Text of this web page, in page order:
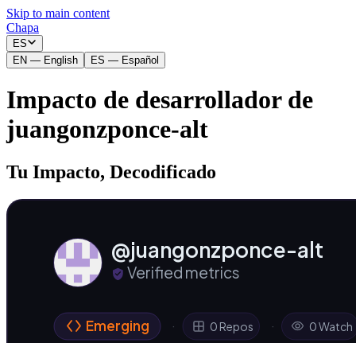
Skip to main content
Chapa
ES
EN — English ES — Español
Impacto de desarrollador de
juangonzponce-alt
Tu Impacto, Decodificado
@juangonzponce-alt
Verified metrics
Emerging · 0 Repos · 0 Watch